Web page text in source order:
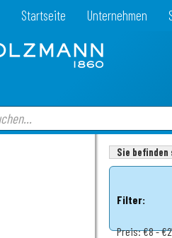
Startseite Unternehmen
Sie
Filter:
Preis:€8 -